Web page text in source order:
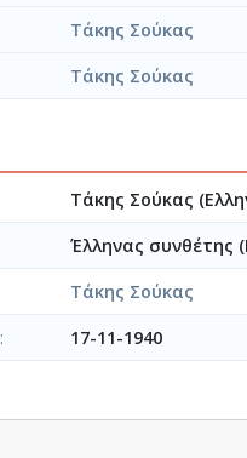
Τάκης Σούκας
Τάκης Σούκας
Τάκης Σούκας
Έλληνας συνθέτης
Τάκης Σούκας
17-11-1940